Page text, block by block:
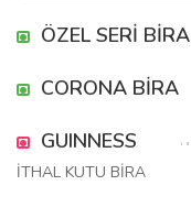
ÖZEL SERİ BİRA
CORONA BİRA
GUINNESS
İTHAL KUTU BİRA